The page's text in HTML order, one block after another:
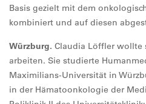
Basis gezielt mit dem
kombiniert und auf diesen
Würzburg. Claudia Löffler wollte
arbeiten. Sie studierte
Maximilians-Universität in
in der Hämatoonkologie der